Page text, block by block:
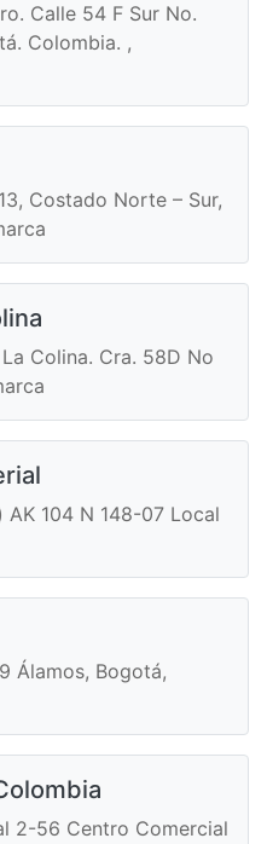
Calle 54 F Sur No.
Colombia. ,
Costado Norte – Sur,
Colina. Cra. 58D No
AK 104 N 148-07 Local
Álamos, Bogotá,
2-56 Centro Comercial